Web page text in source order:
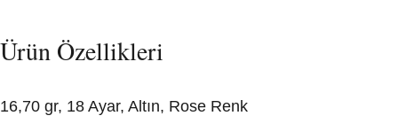
Ürün Özellikleri
16,70 gr, 18 Ayar, Altın, Rose Renk